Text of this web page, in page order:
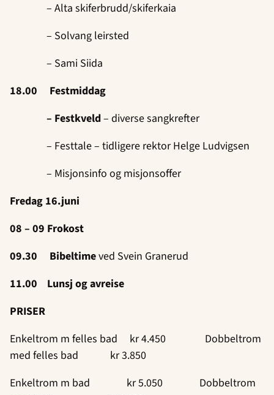
– Alta skiferbrudd/skiferkaia
– Solvang leirsted
– Sami Siida
18.00 Festmiddag
– Festkveld– diverse sangkrefter
– Festtale – tidligere rektor Helge Ludvigsen
– Misjonsinfo og misjonsoffer
Fredag 16.juni
08 – 09 Frokost
09.30 Bibeltimeved Svein Granerud
11.00 Lunsj og avreise
PRISER
Enkeltrom m felles bad kr 4.450 Dobbeltrom
med felles bad kr 3.850
Enkeltrom m bad kr 5.050 Dobbeltrom